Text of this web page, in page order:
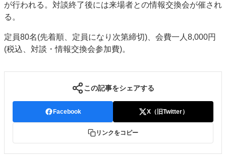
特集・デジタル印刷 ～ 新成長軌道を描く
発刊案内
JFPI印刷用語集 印刷機材年鑑
購読・購入申し込み
が行われる。対談終了後には来場者との情報交換会が催され
る。
定員80名(先着順、定員になり次第締切)、会費一人8,000円
(税込、対談・情報交換会参加費)。
この記事をシェアする
Facebook X（旧Twitter）
リンクをコピー